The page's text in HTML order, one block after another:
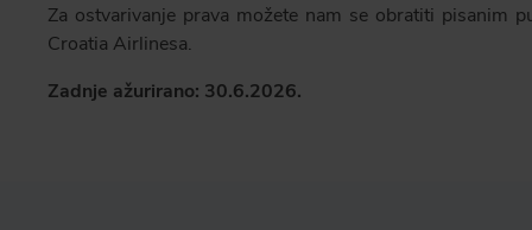
Za ostvarivanje prava možete nam se obratiti pisanim
Croatia Airlinesa.
Zadnje ažurirano: 30.6.2026.